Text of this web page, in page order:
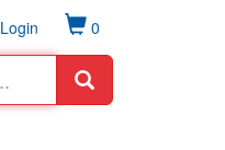
0
Login